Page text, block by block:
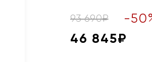
93 690₽ -50
46 845₽